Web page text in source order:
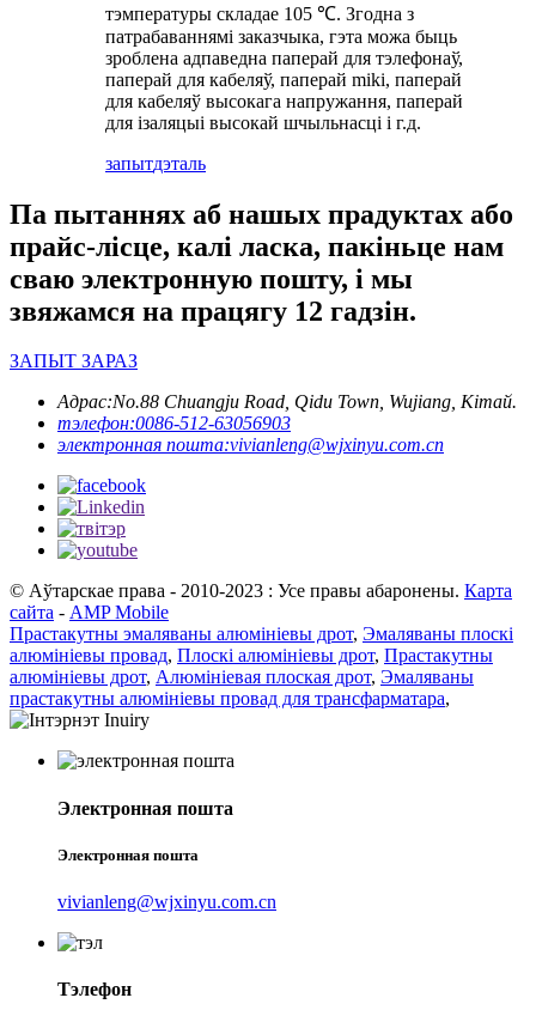
тэмпературы складае 105 ℃. Згодна з
патрабаваннямі заказчыка, гэта можа быць
зроблена адпаведна паперай для тэлефонаў,
паперай для кабеляў, паперай miki, паперай
для кабеляў высокага напружання, паперай
для ізаляцыі высокай шчыльнасці і г.д.
запытдэталь
Па пытаннях аб нашых прадуктах або
прайс-лісце, калі ласка, пакіньце нам
сваю электронную пошту, і мы
звяжамся на працягу 12 гадзін.
ЗАПЫТ ЗАРАЗ
Адрас:No.88 Chuangju Road, Qidu Town, Wujiang, Кітай.
тэлефон:0086-512-63056903
электронная пошта:vivianleng@wjxinyu.com.cn
© Аўтарскае права - 2010-2023 : Усе правы абаронены. Карта
сайта - AMP Mobile
Прастакутны эмаляваны алюмініевы дрот, Эмаляваны плоскі
алюмініевы провад, Плоскі алюмініевы дрот, Прастакутны
алюмініевы дрот, Алюмініевая плоская дрот, Эмаляваны
прастакутны алюмініевы провад для трансфарматара,
Электронная пошта
Электронная пошта
vivianleng@wjxinyu.com.cn
Тэлефон